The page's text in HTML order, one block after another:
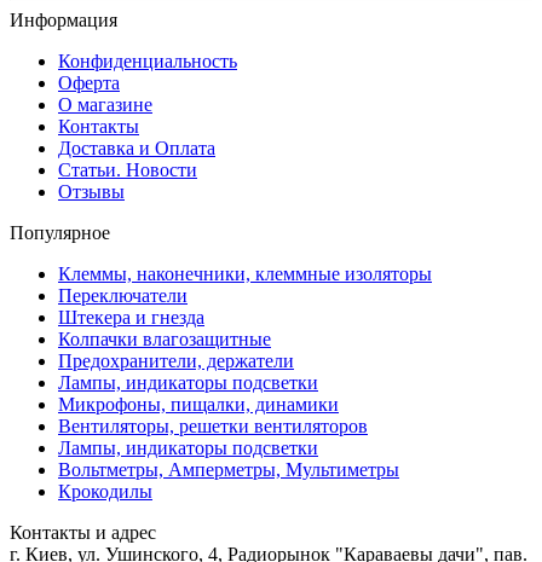
Информация
Конфиденциальность
Оферта
О магазине
Контакты
Доставка и Оплата
Статьи. Новости
Отзывы
Популярное
Клеммы, наконечники, клеммные изоляторы
Переключатели
Штекера и гнезда
Колпачки влагозащитные
Предохранители, держатели
Лампы, индикаторы подсветки
Микрофоны, пищалки, динамики
Вентиляторы, решетки вентиляторов
Лампы, индикаторы подсветки
Вольтметры, Амперметры, Мультиметры
Крокодилы
Контакты и адрес
г. Киев, ул. Ушинского, 4, Радиорынок "Караваевы дачи", пав.